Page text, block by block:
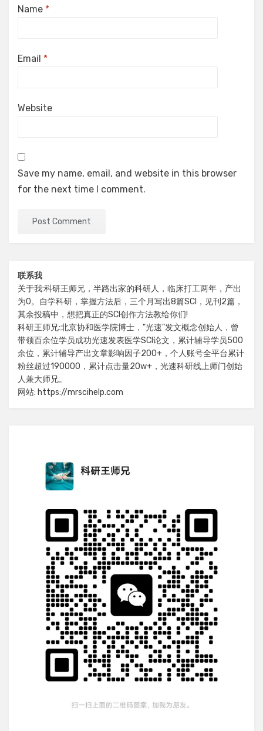
Name *
Email *
Website
Save my name, email, and website in this browser
for the next time I comment.
联系我
关于我:科研王师兄，半路出家的科研人，临床打工两年，产出
为0。自学科研，掌握方法后，三个月写出8篇SCI，见刊2篇，
其余投稿中，想把真正的SCI创作方法教给你们!
科研王师兄:北京协和医学院博士，"光速"发文概念创始人，曾
带领百余位学员成功光速发表医学SCI论文，累计辅导学员500
余位，累计辅导产出文章影响因子200+，个人账号全平台累计
粉丝超过190000，累计点击量20w+，光速科研线上师门创始
人兼大师兄。
网站: https://mrscihelp.com